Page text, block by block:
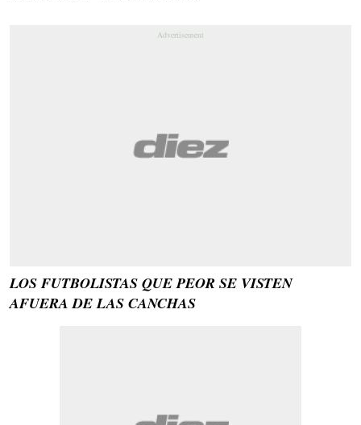
LOS FUTBOLISTAS QUE PEOR SE VISTEN
AFUERA DE LAS CANCHAS